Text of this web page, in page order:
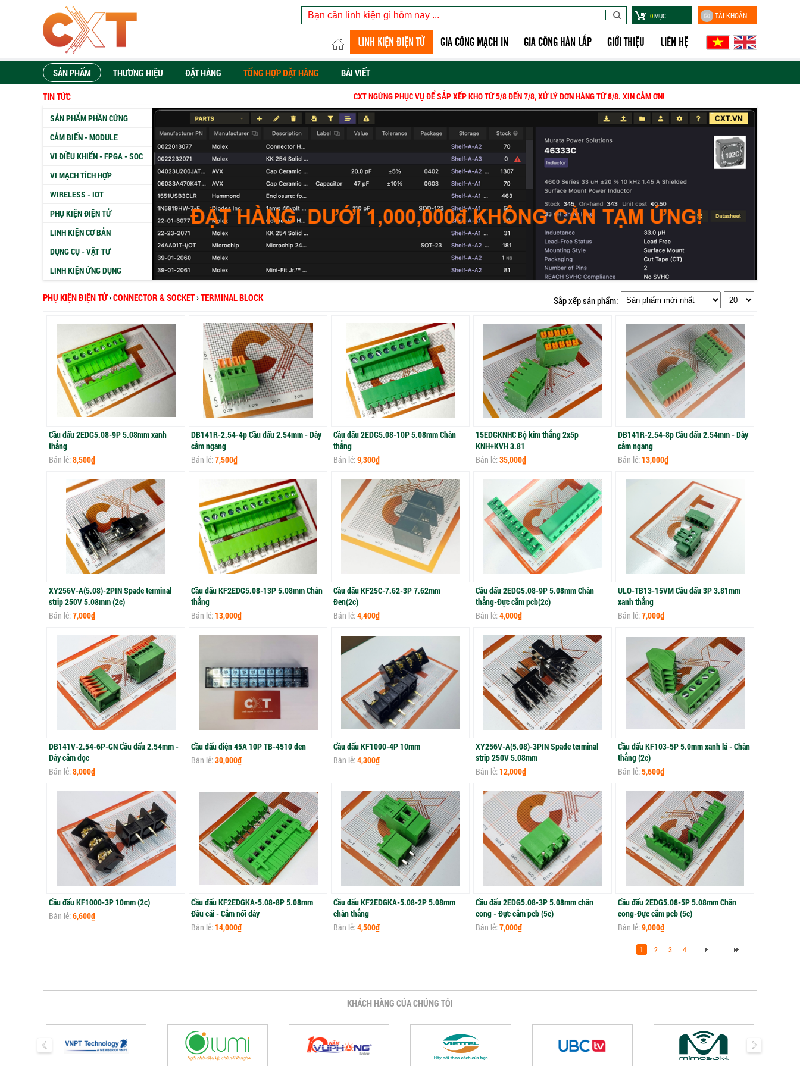
0MỤC TÀI KHOẢN
LINH KIỆN ĐIỆN TỬ GIA CÔNG MẠCH IN GIA CÔNG HÀN LẮP GIỚI THIỆU LIÊN HỆ
SẢN PHẨM THƯƠNG HIỆU ĐẶT HÀNG TỔNG HỢP ĐẶT HÀNG
BÀI VIẾT
TIN TỨC
CXT NGỪNG PHỤC VỤ ĐỂ SẮP XẾP KHO TỪ 5/8 ĐẾN 7/8, XỬ LÝĐƠN HÀNGTỪ8/8. XIN CẢM ƠN!
SẢN PHẨM PHẦN CỨNG
CẢM BIẾN - MODULE
VI ĐIỀU KHIỂN - FPGA - SOC
VI MẠCH TÍCH HỢP
WIRELESS - IOT
PHỤ KIỆN ĐIỆN TỬ
LINH KIỆN CƠ BẢN
DỤNG CỤ - VẬT TƯ
LINH KIỆN ỨNG DỤNG
PHỤ KIỆN ĐIỆN TỬ›CONNECTOR & SOCKET›TERMINAL BLOCK Sắp xếp sản phẩm:
Cầu đấu 2EDG5.08-9P 5.08mm xanh
thẳng
Bán lẻ:8,500₫
DB141R-2.54-4p Cầu đấu 2.54mm - Dây
cắm ngang
Bán lẻ:7,500₫
Cầu đấu 2EDG5.08-10P 5.08mm Chân
thẳng
Bán lẻ:9,300₫
15EDGKNHC Bộ kim thẳng 2x5p
KNH+KVH 3.81
Bán lẻ:35,000₫
DB141R-2.54-8p Cầu đấu 2.54mm - Dây
cắm ngang
Bán lẻ:13,000₫
XY256V-A(5.08)-2PIN Spade terminal
strip 250V 5.08mm (2c)
Bán lẻ:7,000₫
Cầu đấu KF2EDG5.08-13P 5.08mm Chân
thẳng
Bán lẻ:13,000₫
Cầu đấu KF25C-7.62-3P 7.62mm
Đen(2c)
Bán lẻ:4,400₫
Cầu đấu 2EDG5.08-9P 5.08mm Chân
thẳng-Đực cắm pcb(2c)
Bán lẻ:4,000₫
ULO-TB13-15VM Cầu đấu 3P 3.81mm
xanh thẳng
Bán lẻ:7,000₫
DB141V-2.54-6P-GN Cầu đấu 2.54mm -
Dây cắm dọc
Bán lẻ:8,000₫
Cầu đấu điện 45A 10P TB-4510 đen
Bán lẻ:30,000₫
Cầu đấu KF1000-4P 10mm
Bán lẻ:4,300₫
XY256V-A(5.08)-3PIN Spade terminal
strip 250V 5.08mm
Bán lẻ:12,000₫
Cầu đấu KF103-5P 5.0mm xanh lá - Chân
thẳng (2c)
Bán lẻ:5,600₫
Cầu đấu KF1000-3P 10mm (2c)
Bán lẻ:6,600₫
Cầu đấu KF2EDGKA-5.08-8P 5.08mm
Đầu cái - Cắm nối dây
Bán lẻ:14,000₫
Cầu đấu KF2EDGKA-5.08-2P 5.08mm
chân thẳng
Bán lẻ:4,500₫
Cầu đấu 2EDG5.08-3P 5.08mm chân
cong - Đực cắm pcb (5c)
Bán lẻ:7,000₫
Cầu đấu 2EDG5.08-5P 5.08mm Chân
cong-Đực cắm pcb (5c)
Bán lẻ:9,000₫
1 2 3 4
KHÁCH HÀNG CỦA CHÚNG TÔI
prev next